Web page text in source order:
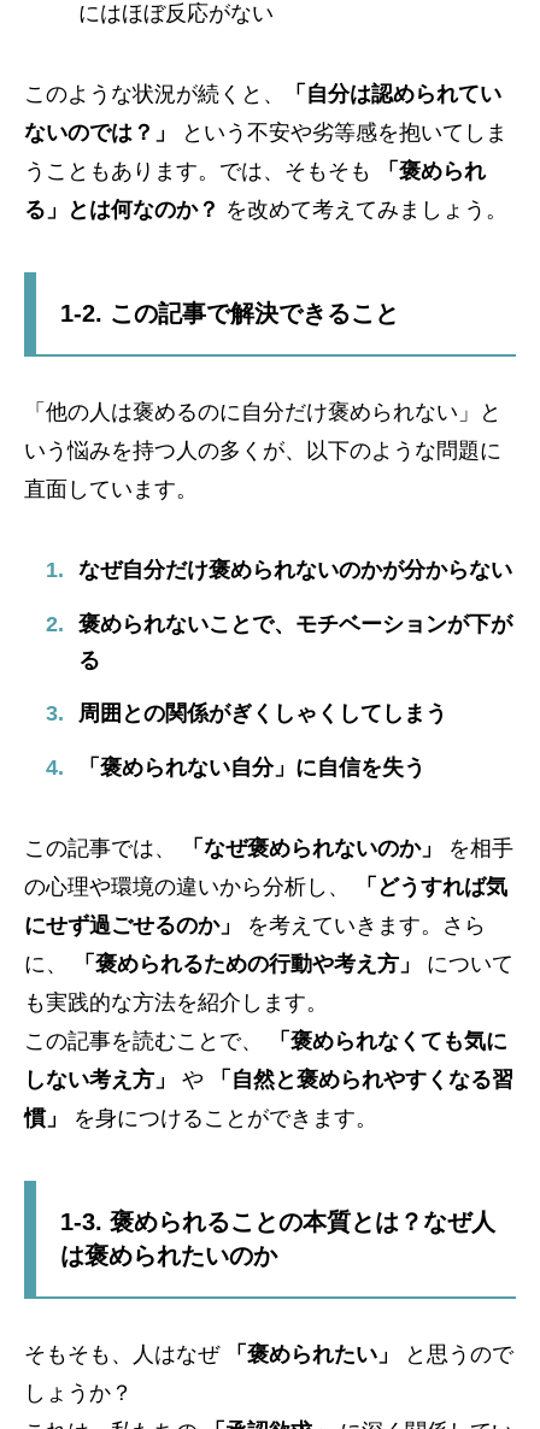
にはほぼ反応がない
このような状況が続くと、
「自分は認められてい
ないのでは？」
という不安や劣等感を抱いてしま
うこともあります。では、そもそも
「褒められ
る」とは何なのか？ を改めて考えてみましょう。
1-2. この記事で解決できること
「他の人は褒めるのに自分だけ褒められない」と
いう悩みを持つ人の多くが、以下のような問題に
直面しています。
なぜ自分だけ褒められないのかが分からない
褒められないことで、モチベーションが下が
る
周囲との関係がぎくしゃくしてしまう
「褒められない自分」に自信を失う
この記事では、 「なぜ褒められないのか」
を相手
の心理や環境の違いから分析し、
「どうすれば気
にせず過ごせるのか」
を考えていきます。さら
に、
「褒められるための行動や考え方」
について
も実践的な方法を紹介します。
この記事を読むことで、
「褒められなくても気に
しない考え方」
や
「自然と褒められやすくなる習
慣」
を身につけることができます。
1-3. 褒められることの本質とは？なぜ人
は褒められたいのか
そもそも、人はなぜ 「褒められたい」
と思うので
しょうか？